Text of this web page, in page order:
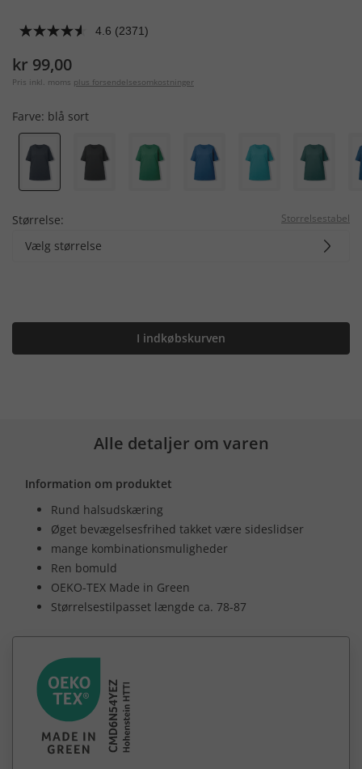
4.6 (2371)
kr 99,00
Pris inkl. moms plus forsendelsesomkostninger
Farve: blå sort
Størrelse: Storrelsestabel
Vælg størrelse
I indkøbskurven
Alle detaljer om varen
Information om produktet
Rund halsudskæring
Øget bevægelsesfrihed takket være sideslidser
mange kombinationsmuligheder
Ren bomuld
OEKO-TEX Made in Green
Størrelsestilpasset længde ca. 78-87